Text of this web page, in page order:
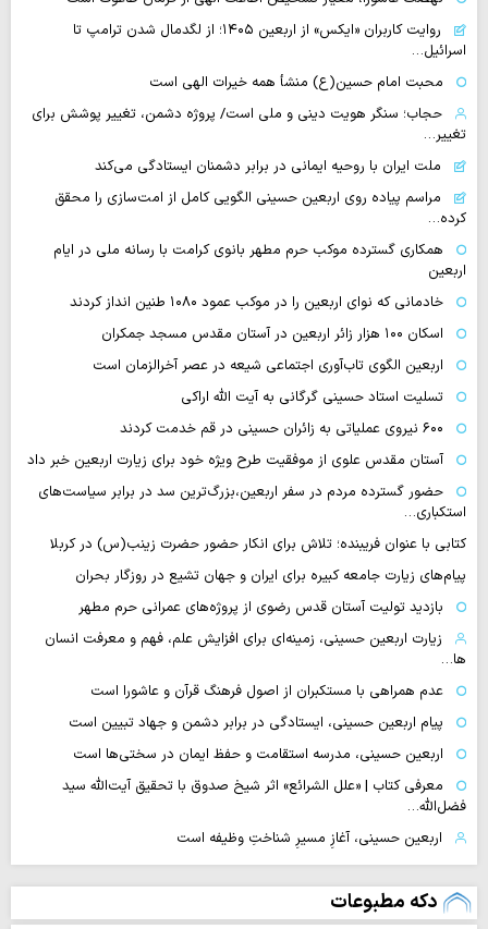
روایت‌ کاربران «ایکس» از اربعین ۱۴۰۵؛ از لگدمال شدن ترامپ تا
اسرائیل…
محبت امام حسین(ع) منشأ همه خیرات الهی است
حجاب؛ سنگر هویت دینی و ملی است/ پروژه دشمن، تغییر پوشش برای
تغییر…
ملت ایران با روحیه ایمانی در برابر دشمنان ایستادگی می‌کند
مراسم پیاده روی اربعین حسینی الگویی کامل از امت‌سازی را محقق
کرده…
همکاری گسترده موکب حرم مطهر بانوی کرامت با رسانه ملی در ایام
اربعین
خادمانی که نوای اربعین را در موکب عمود ۱۰۸۰ طنین انداز کردند
اسکان ۱۰۰ هزار زائر اربعین در آستان مقدس مسجد جمکران
اربعین الگوی تاب‌آوری اجتماعی شیعه در عصر آخرالزمان است
تسلیت استاد حسینی گرگانی به آیت الله اراکی
۶۰۰ نیروی عملیاتی به زائران حسینی در قم خدمت کردند
آستان مقدس علوی از موفقیت طرح ویژه خود برای زیارت اربعین خبر داد
حضور گسترده مردم در سفر اربعین،بزرگ‌ترین سد در برابر سیاست‌های
استکباری…
کتابی با عنوان فریبنده؛ تلاش برای انکار حضور حضرت زینب(س) در کربلا
پیام‌های زیارت جامعه کبیره برای ایران و جهان تشیع در روزگار بحران
بازدید تولیت آستان قدس رضوی از پروژه‌های عمرانی حرم مطهر
زیارت اربعین حسینی، زمینه‌ای برای افزایش علم، فهم و معرفت انسان
ها…
عدم همراهی با مستکبران از اصول فرهنگ قرآن و عاشورا است
پیام اربعین حسینی، ایستادگی در برابر دشمن و جهاد تبیین است
اربعین حسینی، مدرسه استقامت و حفظ ایمان در سختی‌ها است
معرفی کتاب | «علل الشرائع» اثر شیخ صدوق با تحقیق آیت‌الله سید
فضل‌الله…
اربعین حسینی، آغازِ مسیرِ شناختِ وظیفه است
دکه مطبوعات